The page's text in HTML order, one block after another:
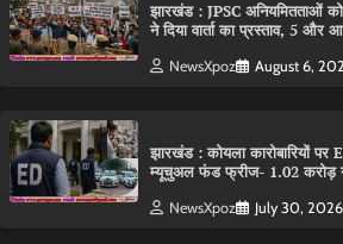
झारखंड : JPSC
ने दिया वार्ता का प्रस्ताव, 5 और
NewsXpoz August 6,
झारखंड : कोयला कारोबारियों पर
म्यूचुअल फंड फ्रीज- 1.02 करोड़
NewsXpoz July 30, 2026